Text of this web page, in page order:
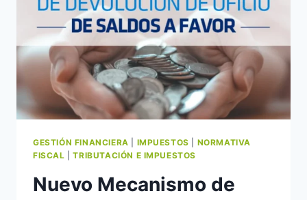
EL
DESARROLLO
GESTIÓN FINANCIERA IMPUESTOS
NORMATIVA
FISCAL |TRIBUTACIÓN E IMPUESTOS
Nuevo Mecanismo de